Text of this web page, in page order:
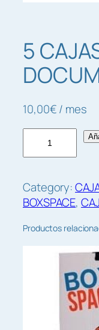
5
10,00€/ mes
J
A
S
D
Category:
BOXSPACE,
Productos